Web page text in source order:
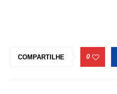
COMPARTILHE 0